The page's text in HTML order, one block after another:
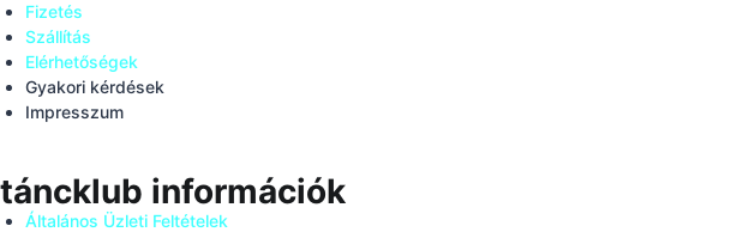
Fizetés
Szállítás
Elérhetőségek
Gyakori kérdések
Impresszum
táncklub információk
Általános Üzleti Feltételek